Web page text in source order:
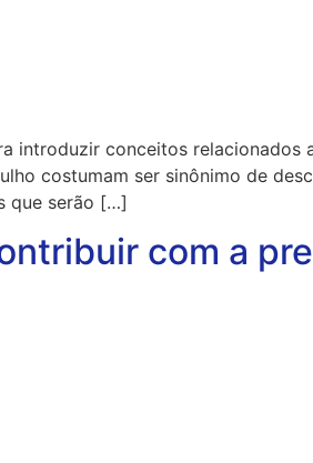
introduzir conceitos relacionados
costumam ser sinônimo de
que serão […]
com a